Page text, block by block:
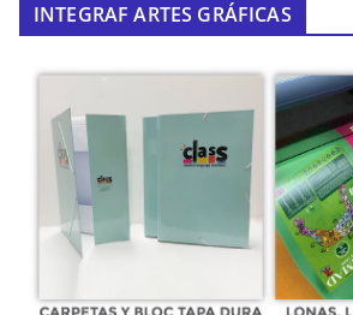
INTEGRAF ARTES GRÁFICAS